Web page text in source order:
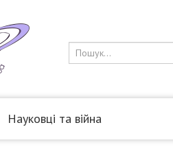
Науковці та війна